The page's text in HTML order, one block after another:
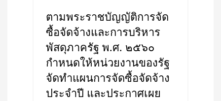
ตามพระราชบัญญัติการจัด
ซื้อจัดจ้างและการบริหาร
พัสดุภาครัฐ พ.ศ. ๒๕๖๐
กำหนดให้หน่วยงานของรัฐ
จัดทำแผนการจัดซื้อจัดจ้าง
ประจำปี และประกาศเผย